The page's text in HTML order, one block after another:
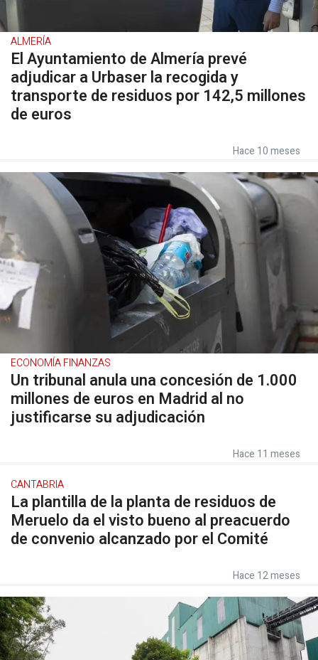
ALMERÍA
El Ayuntamiento de Almería prevé
adjudicar a Urbaser la recogida y
transporte de residuos por 142,5 millones
de euros
Hace 10 meses
ECONOMÍA FINANZAS
Un tribunal anula una concesión de 1.000
millones de euros en Madrid al no
justificarse su adjudicación
Hace 11 meses
CANTABRIA
La plantilla de la planta de residuos de
Meruelo da el visto bueno al preacuerdo
de convenio alcanzado por el Comité
Hace 12 meses